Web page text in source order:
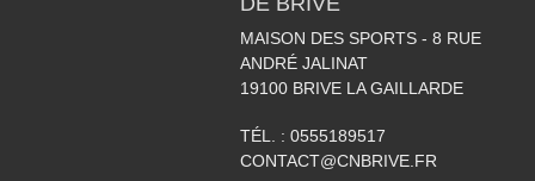
MAISON DES SPORTS - 8 RUE
ANDRÉ JALINAT
19100 BRIVE LA GAILLARDE
TÉL. : 0555189517
CONTACT@CNBRIVE.FR